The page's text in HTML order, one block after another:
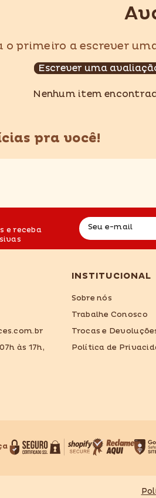
o primeiro a escrever
Escrever uma
Nenhum item
pra você!
e receba
Seu e-mail
às 17h,
INSTITUCIONAL
Sobre nós
Trabalhe Conosco
Trocas e
Política de